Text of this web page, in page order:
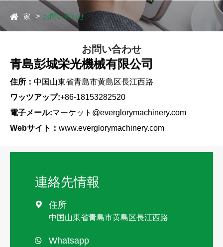
家 お問い合わせ
お問い合わせ
青島彭城栄光機械有限公司
住所： 中国山東省青島市黄島区長江西路
ワッツアップ:+86-18153282520
電子メール:マーケット@everglorymachinery.com
Webサイト： www.everglorymachinery.com
連絡先情報
 住所
中国山東省青島市黄島区長江西路
Whatsapp